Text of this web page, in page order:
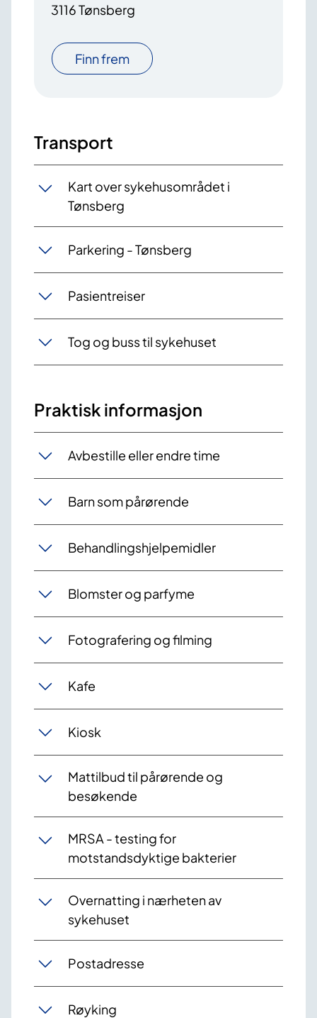
3116 Tønsberg
Finn frem
Transport
Kart over sykehusområdet i
Tønsberg
Parkering - Tønsberg
Pasientreiser
Tog og buss til sykehuset
Praktisk informasjon
Avbestille eller endre time
Barn som pårørende
Behandlingshjelpemidler
Blomster og parfyme
Fotografering og filming
Kafe
Kiosk
Mattilbud til pårørende og
besøkende
MRSA - testing for
motstandsdyktige bakterier
Overnatting i nærheten av
sykehuset
Postadresse
Røyking